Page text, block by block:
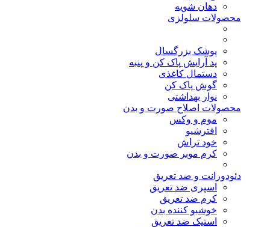
دهان شویه
محصولات سلولزی
پوشک بزرگسال
پد آرایش پاک کن و پنبه
دستمال کاغذی
گوش پاک کن
نوار بهداشتی
محصولات اصلاح صورت و بدن
موم و وکس
افترشیو
خود تراش
کرم موبر صورت و بدن
دئودورانت و ضد تعریق
اسپری ضد تعریق
کرم ضد تعریق
خوشبو کننده بدن
استیک ضد تعریق